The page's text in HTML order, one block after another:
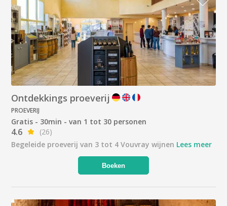
Ontdekkings proeverij
PROEVERIJ
Gratis - 30min - van 1 tot 30 personen
4.6
(26)
Begeleide proeverij van 3 tot 4 Vouvray wijnen Lees meer
Boeken